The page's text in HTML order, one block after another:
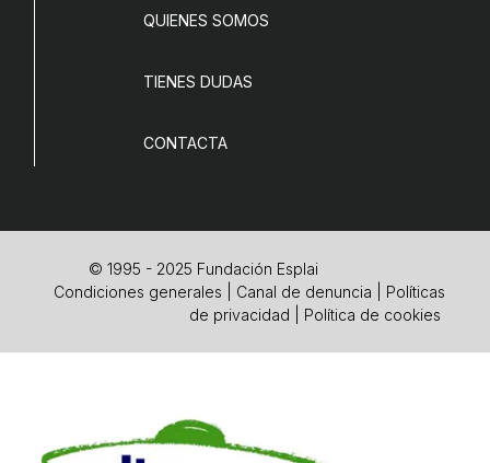
QUIENES SOMOS
TIENES DUDAS
CONTACTA
© 1995 - 2025 Fundación Esplai
Condiciones generales
Canal de denuncia
Políticas
de privacidad
Política de cookies
Treballa amb nosaltres